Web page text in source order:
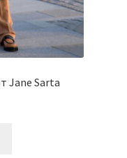
Jane Sarta